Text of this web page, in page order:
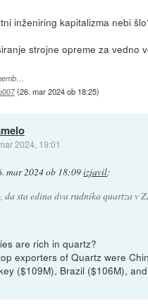
inženiring kapitalizma nebi
strojne opreme za vedno
(26. mar 2024 ob 18:25)
2024, 19:01
mar 2024 ob 18:09izjavil:
da sta edina dva rudnika quartza v
are rich in quartz?
exporters of Quartz were
($109M), Brazil ($106M),